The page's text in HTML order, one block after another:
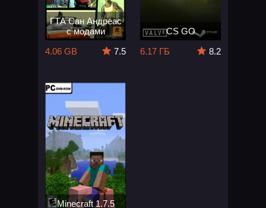
ГТА Сан Андреас
с модами
4.06 GB
7.5
CS GO
6.17 ГБ
8.2
Minecraft 1.7.5